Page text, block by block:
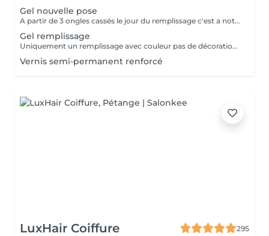
Gel nouvelle pose
A partir de 3 ongles cassés le jour du remplissage c'est a noter une nouvelle pose.
Gel remplissage
Uniquement un remplissage avec couleur pas de décoration inclus.
Vernis semi-permanent renforcé
LuxHair Coiffure
295